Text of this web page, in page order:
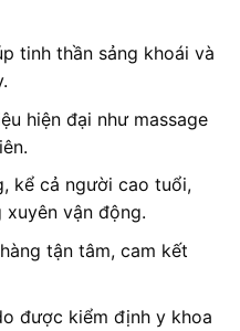
tinh thần sảng khoái và
hiện đại như massage
kể cả người cao tuổi,
vận động.
tận tâm, cam kết
được kiểm định y khoa